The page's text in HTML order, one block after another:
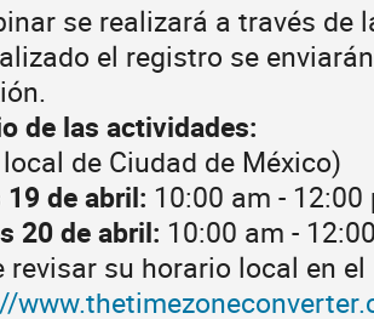
se realizará a través de
el registro se
de las actividades:
de Ciudad de México)
19 de abril: 10:00 am - 12:00
20 de abril: 10:00 am -
revisar su horario local en